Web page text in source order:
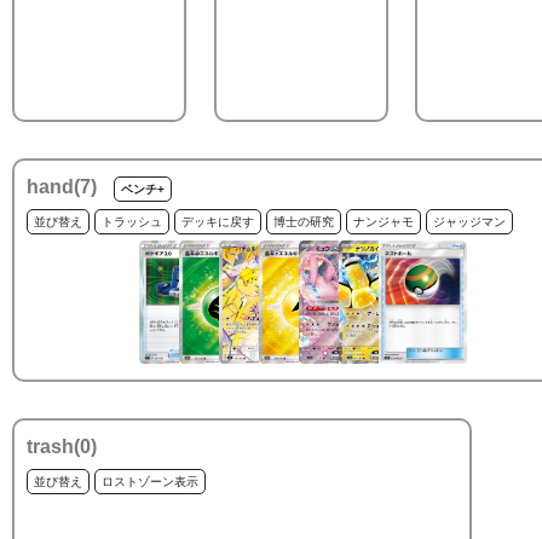
hand(7) ベンチ+
並び替え トラッシュ デッキに戻す 博士の研究 ナンジャモ ジャッジマン
trash(0)
並び替え ロストゾーン表示